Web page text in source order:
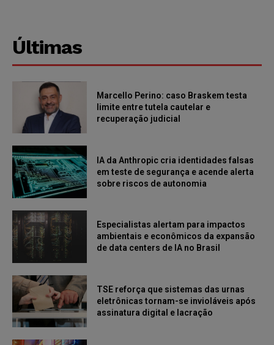
Últimas
Marcello Perino: caso Braskem testa
limite entre tutela cautelar e
recuperação judicial
IA da Anthropic cria identidades falsas
em teste de segurança e acende alerta
sobre riscos de autonomia
Especialistas alertam para impactos
ambientais e econômicos da expansão
de data centers de IA no Brasil
TSE reforça que sistemas das urnas
eletrônicas tornam-se invioláveis após
assinatura digital e lacração